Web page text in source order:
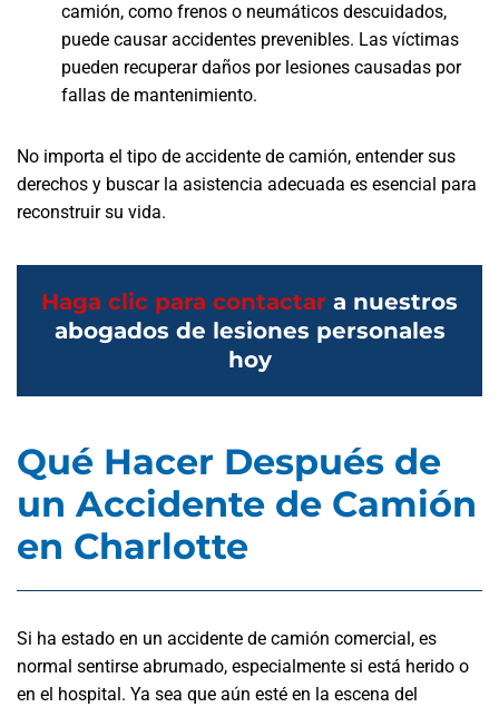
camión, como frenos o neumáticos descuidados,
puede causar accidentes prevenibles. Las víctimas
pueden recuperar daños por lesiones causadas por
fallas de mantenimiento.
No importa el tipo de accidente de camión, entender sus
derechos y buscar la asistencia adecuada es esencial para
reconstruir su vida.
Haga clic para contactar a nuestros
abogados de lesiones personales
hoy
Qué Hacer Después de
un Accidente de Camión
en Charlotte
Si ha estado en un accidente de camión comercial, es
normal sentirse abrumado, especialmente si está herido o
en el hospital. Ya sea que aún esté en la escena del